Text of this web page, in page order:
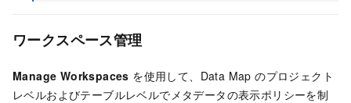
ワークスペース管理
Manage Workspaces を使用して、Data Map のプロジェクト
レベルおよびテーブルレベルでメタデータの表示ポリシーを制